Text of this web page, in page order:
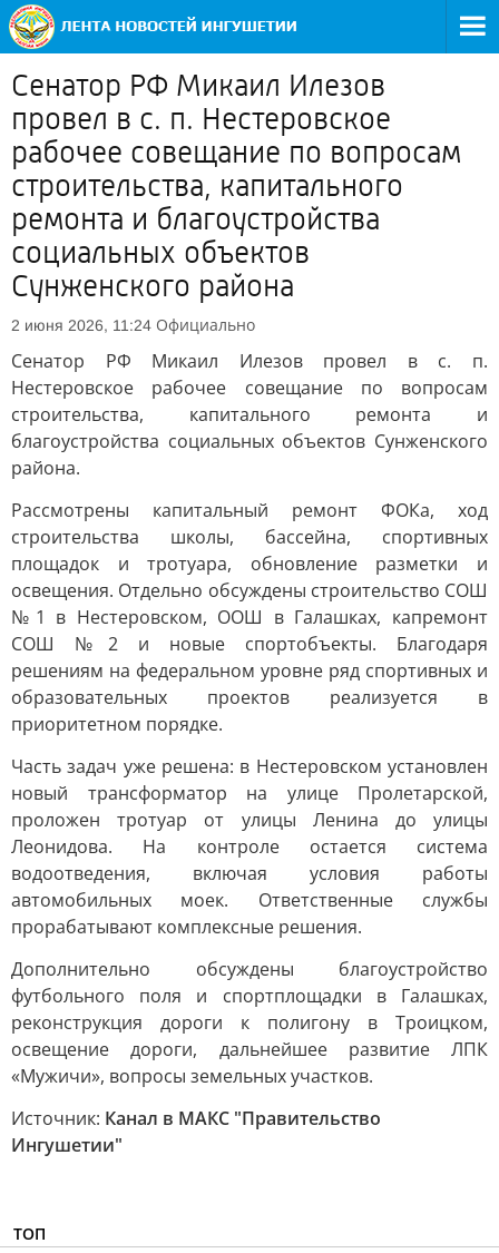
Сенатор РФ Микаил Илезов
провел в с. п. Нестеровское
рабочее совещание по вопросам
строительства, капитального
ремонта и благоустройства
социальных объектов
Сунженского района
2 июня 2026, 11:24 Официально
Сенатор РФ Микаил Илезов провел в с. п.
Нестеровское рабочее совещание по вопросам
строительства, капитального ремонта и
благоустройства социальных объектов Сунженского
района.
Рассмотрены капитальный ремонт ФОКа, ход
строительства школы, бассейна, спортивных
площадок и тротуара, обновление разметки и
освещения. Отдельно обсуждены строительство СОШ
№1 в Нестеровском, ООШ в Галашках, капремонт
СОШ №2 и новые спортобъекты. Благодаря
решениям на федеральном уровне ряд спортивных и
образовательных проектов реализуется в
приоритетном порядке.
Часть задач уже решена: в Нестеровском установлен
новый трансформатор на улице Пролетарской,
проложен тротуар от улицы Ленина до улицы
Леонидова. На контроле остается система
водоотведения, включая условия работы
автомобильных моек. Ответственные службы
прорабатывают комплексные решения.
Дополнительно обсуждены благоустройство
футбольного поля и спортплощадки в Галашках,
реконструкция дороги к полигону в Троицком,
освещение дороги, дальнейшее развитие ЛПК
«Мужичи», вопросы земельных участков.
Источник: Канал в МАКС "Правительство
Ингушетии"
ТОП